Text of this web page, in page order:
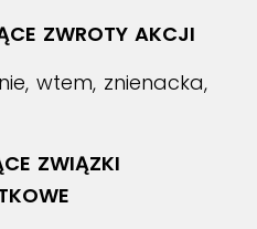
ZWROTY AKCJI
wtem, znienacka,
ZWIĄZKI